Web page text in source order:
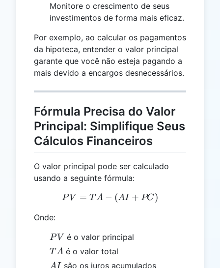
Monitore o crescimento de seus
investimentos de forma mais eficaz.
Por exemplo, ao calcular os pagamentos
da hipoteca, entender o valor principal
garante que você não esteja pagando a
mais devido a encargos desnecessários.
Fórmula Precisa do Valor
Principal: Simplifique Seus
Cálculos Financeiros
O valor principal pode ser calculado
usando a seguinte fórmula:
PV = TA - (AI + PC)
PV = T A − (AI + PC)
Onde:
PV
PV é o valor principal
TA
T A é o valor total
AI
AIsão os juros acumulados